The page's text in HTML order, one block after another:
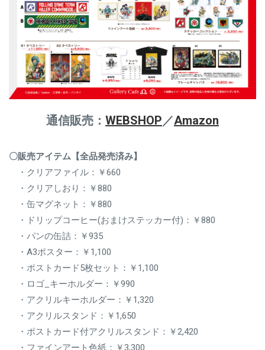
通信販売： WEBSHOP／Amazon
〇販売アイテム【全品発売済み】
・クリアファイル：￥660
・クリアしおり：￥880
・缶マグネット：￥880
・ドリップコーヒー(おまけステッカー付)：￥880
・パンの缶詰：￥935
・A3ポスター：￥1,100
・ポストカード5枚セット：￥1,100
・ロゴ_キーホルダー：￥990
・アクリルキーホルダー：￥1,320
・アクリルスタンド：￥1,650
・ポストカード付アクリルスタンド：￥2,420
・ファインアート色紙：￥3,300